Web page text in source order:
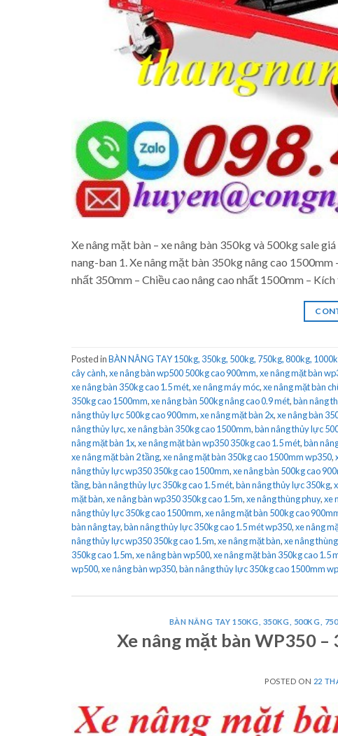
Xe nâng mặt bàn – xe nâng bàn 350kg và 500kg sale
nang-ban 1. Xe nâng mặt bàn 350kg nâng cao
nhất 350mm – Chiều cao nâng cao nhất 1500mm –
Posted inBÀN NÂNG TAY 150kg, 350kg, 500kg, 750kg, 800kg,
cây cành,xe nâng bàn wp500 500kg cao 900mm,xe nâng mặt bàn
xe nâng bàn 350kg cao 1.5 mét,xe nâng máy móc,xe nâng mặt bàn
350kg cao 1500mm,xe nâng bàn 500kg nâng cao 0.9 mét,bàn nâng
nâng thủy lực 500kg cao 900mm,xe nâng mặt bàn 2x,xe nâng bàn
nâng thủy lực,xe nâng bàn 350kg cao 1500mm,bàn nâng thủy lực
nâng mặt bàn 1x,xe nâng mặt bàn wp350 350kg cao 1.5 mét,bàn
xe nâng mặt bàn 2 tầng,xe nâng mặt bàn 350kg cao 1500mm wp350,
nâng thủy lực wp350 350kg cao 1500mm,xe nâng bàn 500kg cao
tầng,bàn nâng thủy lực 350kg cao 1.5 mét,bàn nâng thủy lực 350kg,
mặt bàn,xe nâng bàn wp350 350kg cao 1.5m,xe nâng thùng phuy,xe
nâng thủy lực 350kg cao 1500mm,xe nâng mặt bàn 500kg cao
bàn nâng tay,bàn nâng thủy lực 350kg cao 1.5 mét wp350,xe nâng
nâng thủy lực wp350 350kg cao 1.5m,xe nâng mặt bàn,xe nâng
350kg cao 1.5m,xe nâng bàn wp500,xe nâng mặt bàn 350kg cao 1.5
wp500,xe nâng bàn wp350,bàn nâng thủy lực 350kg cao 1500mm
BÀN NÂNG TAY 150KG, 350KG, 500KG,
Xe nâng mặt bàn WP350
POSTED ON 22